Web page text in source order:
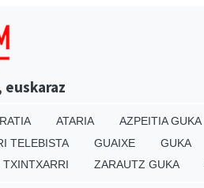
ATARIA AZPEITIA GUKA
TELEBISTA GUAIXE GUKA
TXINTXARRI ZARAUTZ GUKA